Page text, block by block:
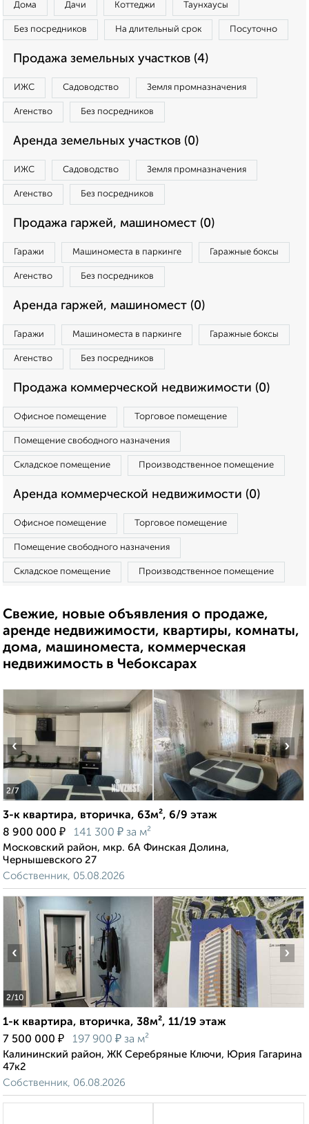
Дома Дачи Коттеджи Таунхаусы
Без посредников На длительный срок Посуточно
Продажа земельных участков (4)
ИЖС Садоводство Земля промназначения
Агенство Без посредников
Аренда земельных участков (0)
ИЖС Садоводство Земля промназначения
Агенство Без посредников
Продажа гаржей, машиномест (0)
Гаражи Машиноместа в паркинге Гаражные боксы
Агенство Без посредников
Аренда гаржей, машиномест (0)
Гаражи Машиноместа в паркинге Гаражные боксы
Агенство Без посредников
Продажа коммерческой недвижимости (0)
Офисное помещение Торговое помещение
Помещение свободного назначения
Складское помещение Производственное помещение
Аренда коммерческой недвижимости (0)
Офисное помещение Торговое помещение
Помещение свободного назначения
Складское помещение Производственное помещение
Свежие, новые объявления о продаже,
аренде недвижимости, квартиры, комнаты,
дома, машиноместа, коммерческая
недвижимость в Чебоксарах
2/7
‹ ›
3-к квартира, вторичка, 63м², 6/9 этаж
8 900 000 ₽ 141 300 ₽ за м²
Московский район, мкр. 6А Финская Долина,
Чернышевского 27
Собственник, 05.08.2026
2/10
‹ ›
1-к квартира, вторичка, 38м², 11/19 этаж
7 500 000 ₽ 197 900 ₽ за м²
Калининский район, ЖК Серебряные Ключи, Юрия Гагарина
47к2
Собственник, 06.08.2026